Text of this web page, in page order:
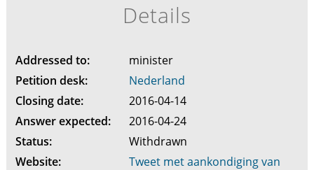
Details
Addressed to:
minister
Petition desk:
Nederland
Closing date:
2016-04-14
Answer expected:
2016-04-24
Status:
Withdrawn
Website:
Tweet met aankondiging van